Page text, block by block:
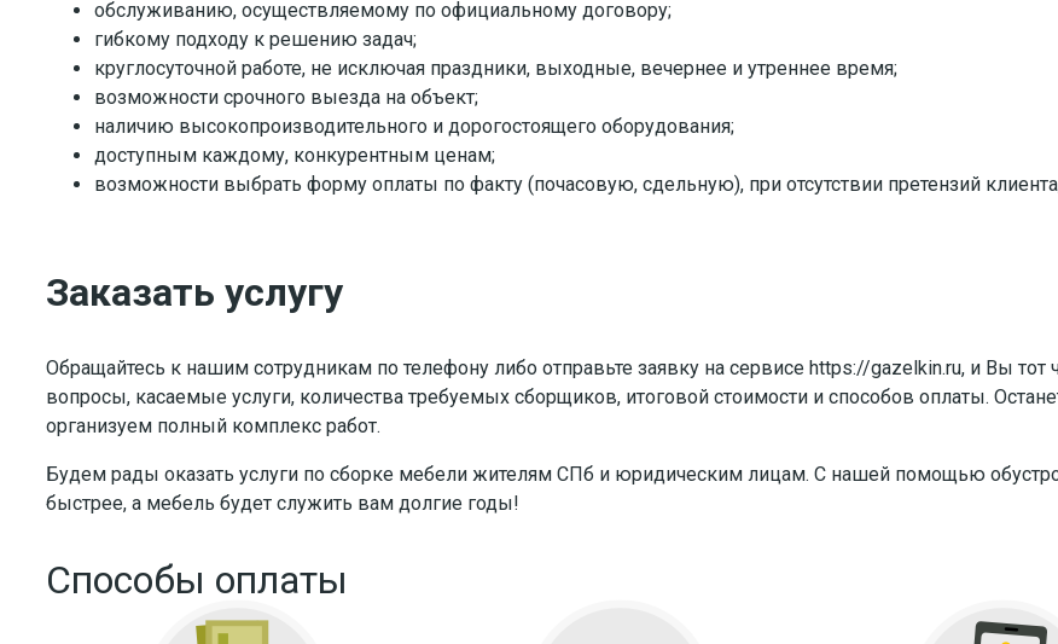
обслуживанию, осуществляемому по официальному договору;
гибкому подходу к решению задач;
круглосуточной работе, не исключая праздники, выходные, вечернее и утреннее время;
возможности срочного выезда на объект;
наличию высокопроизводительного и дорогостоящего оборудования;
доступным каждому, конкурентным ценам;
возможности выбрать форму оплаты по факту (почасовую, сдельную), при отсутствии претензий
Заказать услугу
Обращайтесь к нашим сотрудникам по телефону либо отправьте заявку на сервисе https://gazelkin.ru, и Вы
вопросы, касаемые услуги, количества требуемых сборщиков, итоговой стоимости и способов оплаты.
организуем полный комплекс работ.
Будем рады оказать услуги по сборке мебели жителям СПб и юридическим лицам. С нашей помощью
быстрее, а мебель будет служить вам долгие годы!
Способы оплаты